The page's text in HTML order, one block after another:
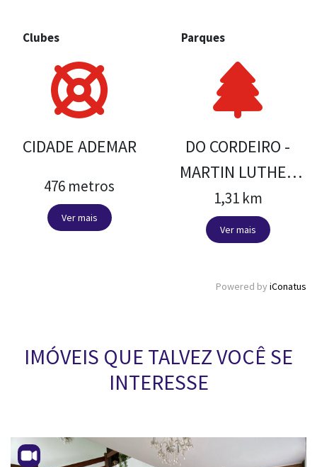
Clubes
CIDADE ADEMAR
476 metros
Ver mais
Parques
DO CORDEIRO -
MARTIN LUTHER
KING
1,31 km
Ver mais
Powered by iConatus
IMÓVEIS QUE TALVEZ VOCÊ SE
INTERESSE